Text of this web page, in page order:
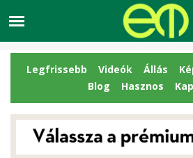
Legfrissebb Videók Állás
Blog
Hasznos